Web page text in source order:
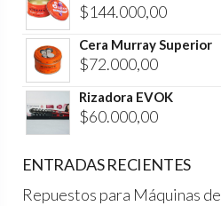
$144.000,00
Cera Murray Superior
$72.000,00
Rizadora EVOK
$60.000,00
ENTRADAS RECIENTES
Repuestos para Máquinas de